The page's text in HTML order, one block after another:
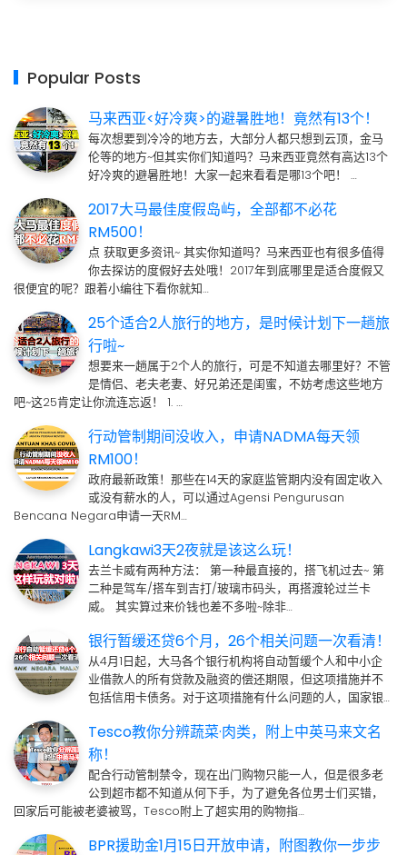
Popular Posts
马来西亚<好冷爽>的避暑胜地！竟然有13个！
每次想要到冷冷的地方去，大部分人都只想到云顶，金马
伦等的地方~但其实你们知道吗？马来西亚竟然有高达13个
好冷爽的避暑胜地！大家一起来看看是哪13个吧！ …
2017大马最佳度假岛屿，全部都不必花
RM500！
点 获取更多资讯~ 其实你知道吗？马来西亚也有很多值得
你去探访的度假好去处哦！2017年到底哪里是适合度假又
很便宜的呢？跟着小编往下看你就知…
25个适合2人旅行的地方，是时候计划下一趟旅
行啦~
想要来一趟属于2个人的旅行，可是不知道去哪里好？不管
是情侣、老夫老妻、好兄弟还是闺蜜，不妨考虑这些地方
吧~这25肯定让你流连忘返！ 1. …
行动管制期间没收入，申请NADMA每天领
RM100！
政府最新政策！那些在14天的家庭监管期内没有固定收入
或没有薪水的人，可以通过Agensi Pengurusan
Bencana Negara申请一天RM…
Langkawi3天2夜就是该这么玩！
去兰卡威有两种方法： 第一种最直接的，搭飞机过去~ 第
二种是驾车/搭车到吉打/玻璃市码头，再搭渡轮过兰卡
威。 其实算过来价钱也差不多啦~除非…
银行暂缓还贷6个月，26个相关问题一次看清！
从4月1日起，大马各个银行机构将自动暂缓个人和中小企
业借款人的所有贷款及融资的偿还期限，但这项措施并不
包括信用卡债务。对于这项措施有什么问题的人，国家银…
Tesco教你分辨蔬菜·肉类，附上中英马来文名
称！
配合行动管制禁令，现在出门购物只能一人，但是很多老
公到超市都不知道从何下手，为了避免各位男士们买错，
回家后可能被老婆被骂，Tesco附上了超实用的购物指…
BPR援助金1月15日开放申请，附图教你一步步